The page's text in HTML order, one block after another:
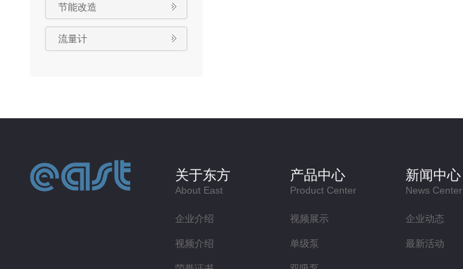
节能改造
流量计
关于东方
About East
企业介绍
视频介绍
产品中心
Product Center
视频展示
单级泵
新闻中心
News Center
企业动态
最新活动